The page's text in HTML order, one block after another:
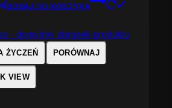
DODAJ DO KOSZYKA
ŻYCZEŃ PORÓWNAJ
VIEW